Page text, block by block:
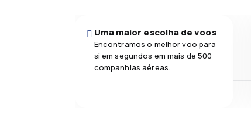
Uma maior escolha de voos
Encontramos o melhor voo para
si em segundos em mais de 500
companhias aéreas.